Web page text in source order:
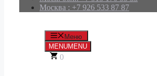
Москва : +7 926 533 87 87
Меню
MENUMENU
0